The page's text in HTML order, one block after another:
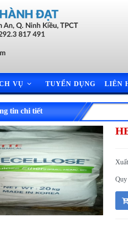
VỤ TUYỂN DỤNG LIÊN
tin chi tiết